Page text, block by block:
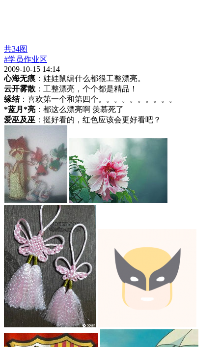
共34图
#学员作业区
2009-10-15 14:14
心海无痕 ：娃娃鼠编什么都很工整漂亮。
云开雾散 ：工整漂亮，个个都是精品！
缘结：喜欢第一个和第四个。。。。。。。。。。
*蓝月*亮 ：都这么漂亮啊 羡慕死了
爱巫及巫 ：挺好看的，红色应该会更好看吧？